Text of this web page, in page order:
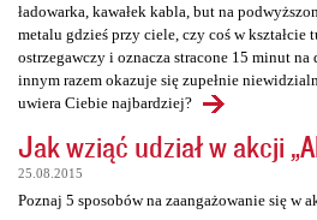
ładowarka, kawałek kabla, but na
metalu gdzieś przy ciele, czy coś w kształcie
ostrzegawczy i oznacza stracone 15 minut na
innym razem okazuje się zupełnie
uwiera Ciebie najbardziej?
Jak wziąć udział w akcji
25.08.2015
Poznaj 5 sposobów na zaangażowanie się w